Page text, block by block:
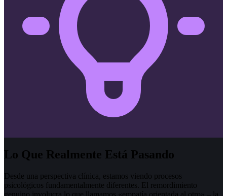
Lo Que Realmente Está Pasando
Desde una perspectiva clínica, estamos viendo procesos
psicológicos fundamentalmente diferentes. El remordimiento